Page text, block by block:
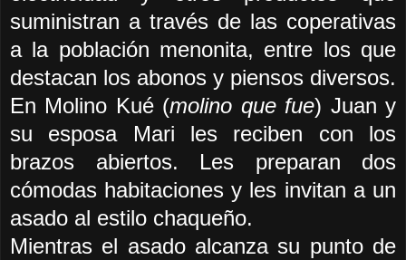
suministran a través de las coperativas
a la población menonita, entre los que
destacan los abonos y piensos diversos.
En Molino Kué (molino que fue) Juan y
su esposa Mari les reciben con los
brazos abiertos. Les preparan dos
cómodas habitaciones y les invitan a un
asado al estilo chaqueño.
Mientras el asado alcanza su punto de